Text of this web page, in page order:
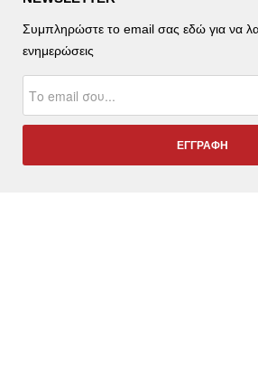
Συμπληρώστε το email σας εδώ για να
ενημερώσεις